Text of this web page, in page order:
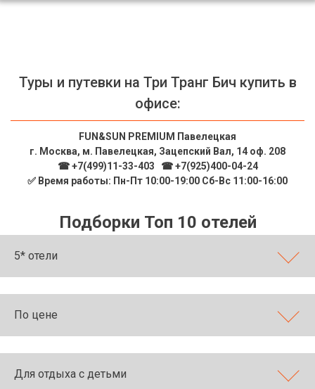
Туры и путевки на Три Транг Бич купить в
офисе:
FUN&SUN PREMIUM Павелецкая
г. Москва, м. Павелецкая, Зацепский Вал, 14 оф. 208
☎ +7(499)11-33-403
☎ +7(925)400-04-24
✅ Время работы: Пн-Пт 10:00-19:00 Сб-Вс 11:00-16:00
Подборки Топ 10 отелей
5* отели
По цене
Для отдыха с детьми
Сетевые отели Вьетнама
Сетевые отели Бали
Сетевые отели Маврикия